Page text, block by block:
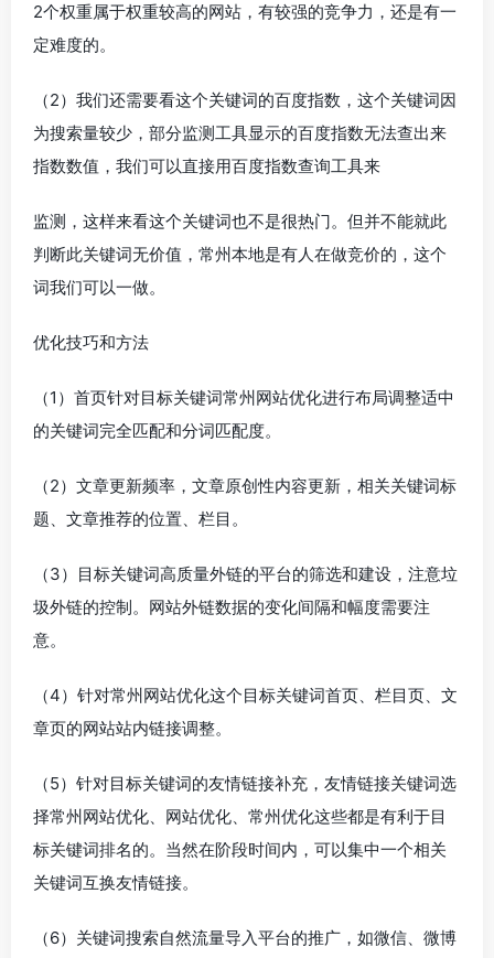
2个权重属于权重较高的网站，有较强的竞争力，还是有一
定难度的。
（2）我们还需要看这个关键词的百度指数，这个关键词因
为搜索量较少，部分监测工具显示的百度指数无法查出来
指数数值，我们可以直接用百度指数查询工具来
监测，这样来看这个关键词也不是很热门。但并不能就此
判断此关键词无价值，常州本地是有人在做竞价的，这个
词我们可以一做。
优化技巧和方法
（1）首页针对目标关键词常州网站优化进行布局调整适中
的关键词完全匹配和分词匹配度。
（2）文章更新频率，文章原创性内容更新，相关关键词标
题、文章推荐的位置、栏目。
（3）目标关键词高质量外链的平台的筛选和建设，注意垃
圾外链的控制。网站外链数据的变化间隔和幅度需要注
意。
（4）针对常州网站优化这个目标关键词首页、栏目页、文
章页的网站站内链接调整。
（5）针对目标关键词的友情链接补充，友情链接关键词选
择常州网站优化、网站优化、常州优化这些都是有利于目
标关键词排名的。当然在阶段时间内，可以集中一个相关
关键词互换友情链接。
（6）关键词搜索自然流量导入平台的推广，如微信、微博